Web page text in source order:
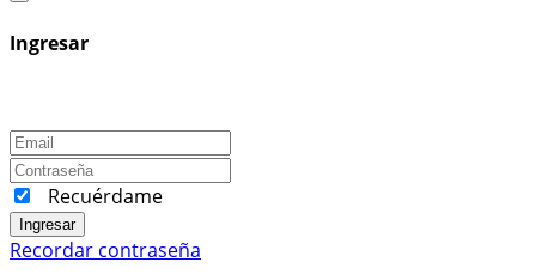
Ingresar
Recuérdame
Ingresar
Recordar contraseña